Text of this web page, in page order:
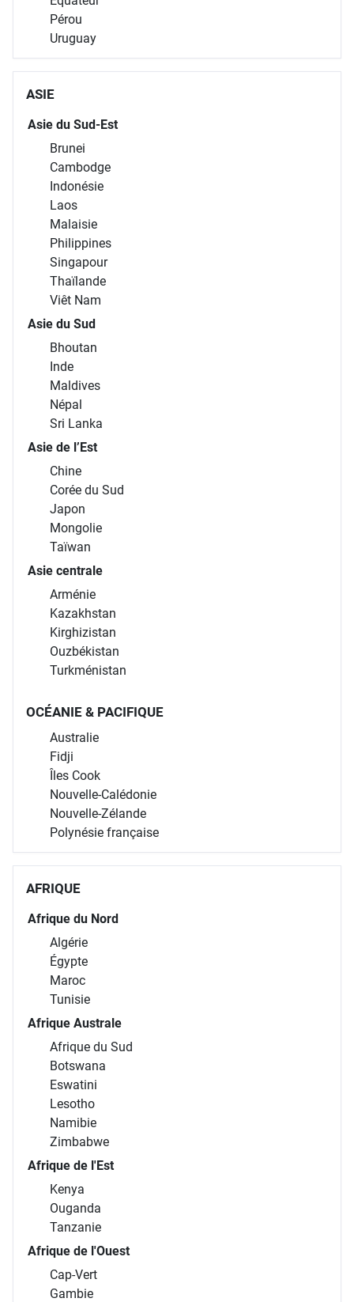
Pérou
Uruguay
ASIE
Asie du Sud-Est
Brunei
Cambodge
Indonésie
Laos
Malaisie
Philippines
Singapour
Thaïlande
Viêt Nam
Asie du Sud
Bhoutan
Inde
Maldives
Népal
Sri Lanka
Asie de l’Est
Chine
Corée du Sud
Japon
Mongolie
Taïwan
Asie centrale
Arménie
Kazakhstan
Kirghizistan
Ouzbékistan
Turkménistan
OCÉANIE & PACIFIQUE
Australie
Fidji
Îles Cook
Nouvelle-Calédonie
Nouvelle-Zélande
Polynésie française
AFRIQUE
Afrique du Nord
Algérie
Égypte
Maroc
Tunisie
Afrique Australe
Afrique du Sud
Botswana
Eswatini
Lesotho
Namibie
Zimbabwe
Afrique de l'Est
Kenya
Ouganda
Tanzanie
Afrique de l'Ouest
Cap-Vert
Gambie